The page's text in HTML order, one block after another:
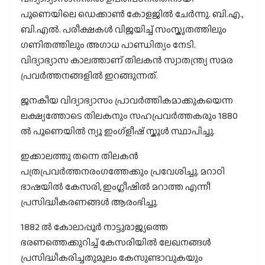
പൂണെയിലെ ഡെക്കാൺ കോളജിൽ ചേർന്നു. ബി.എ.,
ബി.എല്‍. പരീക്ഷകള്‍ വിജയിച്ച് സംസ്കൃതത്തിലും
ഗണിതത്തിലും അഗാധ പാണ്ഡിത്യം നേടി.
വിദ്യാഭ്യാസ കാലത്താണ് തിലകൻ സ്വാതന്ത്ര്യ സമര
പ്രവർത്തനങ്ങളിൽ ഇറങ്ങുന്നത്.
ജനകീയ വിദ്യാഭ്യാസം പ്രാവർത്തികമാക്കുകയെന്ന
ലക്ഷ്യത്തോടെ തിലകനും സഹപ്രവർത്തകരും 1880
ൽ പൂണെയിൽ ന്യൂ ഇംഗ്ളീഷ് സ്കൂൾ സ്ഥാപിച്ചു.
ഇക്കാലത്തു തന്നെ തിലകൻ
പത്രപ്രവർത്തനരംഗത്തേക്കും പ്രവേശിച്ചു. മറാഠി
ഭാഷയിൽ കേസരി, ഇംഗ്ലീഷിൽ മറാത്ത എന്നീ
പ്രസിദ്ധീകരണങ്ങൾ ആരംഭിച്ചു.
1882 ൽ കോലാപ്പൂർ നാട്ടുരാജ്യത്തെ
ഭരണത്തെക്കുറിച്ച് കേസരിയിൽ ലേഖനങ്ങൾ
പ്രസിദ്ധീകരിച്ചതുമൂലം കേസുണ്ടാവുകയും